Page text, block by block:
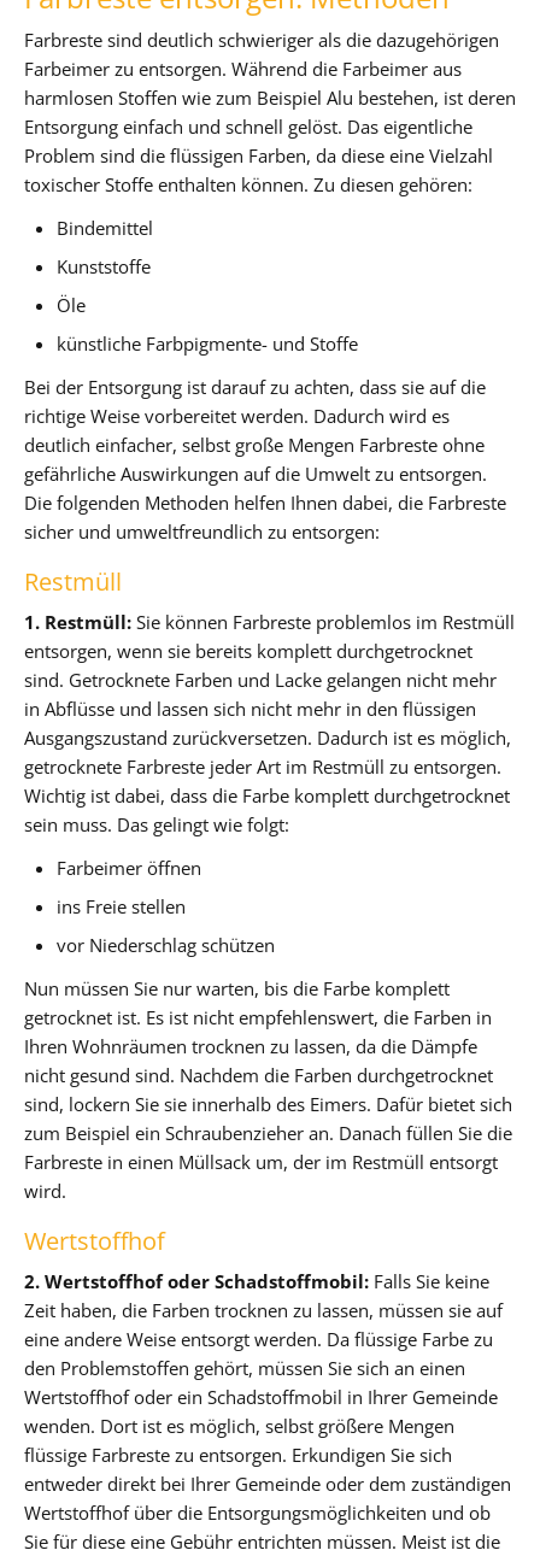
Farbreste sind deutlich schwieriger als die dazugehörigen
Farbeimer zu entsorgen. Während die Farbeimer aus
harmlosen Stoffen wie zum Beispiel Alu bestehen, ist deren
Entsorgung einfach und schnell gelöst. Das eigentliche
Problem sind die flüssigen Farben, da diese eine Vielzahl
toxischer Stoffe enthalten können. Zu diesen gehören:
Bindemittel
Kunststoffe
Öle
künstliche Farbpigmente- und Stoffe
Bei der Entsorgung ist darauf zu achten, dass sie auf die
richtige Weise vorbereitet werden. Dadurch wird es
deutlich einfacher, selbst große Mengen Farbreste ohne
gefährliche Auswirkungen auf die Umwelt zu entsorgen.
Die folgenden Methoden helfen Ihnen dabei, die Farbreste
sicher und umweltfreundlich zu entsorgen:
Restmüll
1. Restmüll: Sie können Farbreste problemlos im Restmüll
entsorgen, wenn sie bereits komplett durchgetrocknet
sind. Getrocknete Farben und Lacke gelangen nicht mehr
in Abflüsse und lassen sich nicht mehr in den flüssigen
Ausgangszustand zurückversetzen. Dadurch ist es möglich,
getrocknete Farbreste jeder Art im Restmüll zu entsorgen.
Wichtig ist dabei, dass die Farbe komplett durchgetrocknet
sein muss. Das gelingt wie folgt:
Farbeimer öffnen
ins Freie stellen
vor Niederschlag schützen
Nun müssen Sie nur warten, bis die Farbe komplett
getrocknet ist. Es ist nicht empfehlenswert, die Farben in
Ihren Wohnräumen trocknen zu lassen, da die Dämpfe
nicht gesund sind. Nachdem die Farben durchgetrocknet
sind, lockern Sie sie innerhalb des Eimers. Dafür bietet sich
zum Beispiel ein Schraubenzieher an. Danach füllen Sie die
Farbreste in einen Müllsack um, der im Restmüll entsorgt
wird.
Wertstoffhof
2. Wertstoffhof oder Schadstoffmobil: Falls Sie keine
Zeit haben, die Farben trocknen zu lassen, müssen sie auf
eine andere Weise entsorgt werden. Da flüssige Farbe zu
den Problemstoffen gehört, müssen Sie sich an einen
Wertstoffhof oder ein Schadstoffmobil in Ihrer Gemeinde
wenden. Dort ist es möglich, selbst größere Mengen
flüssige Farbreste zu entsorgen. Erkundigen Sie sich
entweder direkt bei Ihrer Gemeinde oder dem zuständigen
Wertstoffhof über die Entsorgungsmöglichkeiten und ob
Sie für diese eine Gebühr entrichten müssen. Meist ist die